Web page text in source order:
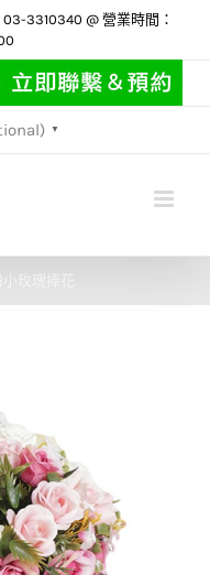
3310340 @ 營業時間：
▼
小玫瑰捧花